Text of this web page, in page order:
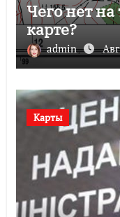
Чего нет
карте?
admin
Карты